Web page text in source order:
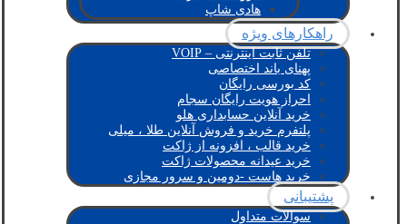
هادی شاپ
راهکارهای ویژه
تلفن ثابت اینترنتی – VOIP
پهنای باند اختصاصی
کد بورسی رایگان
احراز هویت رایگان سجام
خرید آنلاین حسابداری هلو
پلتفرم خرید و فروش آنلاین طلا ، میلی
خرید قالب ، افزونه از ژاکت
خرید عیدانه محصولات ژاکت
خرید هاست -دومین و سرور مجازی
پشتیبانی
سوالات متداول